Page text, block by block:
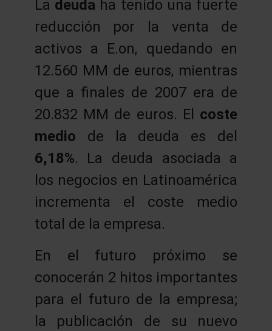
La deuda ha tenido una fuerte
reducción por la venta de
activos a E.on, quedando en
12.560 MM de euros, mientras
que a finales de 2007 era de
20.832 MM de euros. El coste
medio de la deuda es del
6,18%. La deuda asociada a
los negocios en Latinoamérica
incrementa el coste medio
total de la empresa.
En el futuro próximo se
conocerán 2 hitos importantes
para el futuro de la empresa;
la publicación de su nuevo